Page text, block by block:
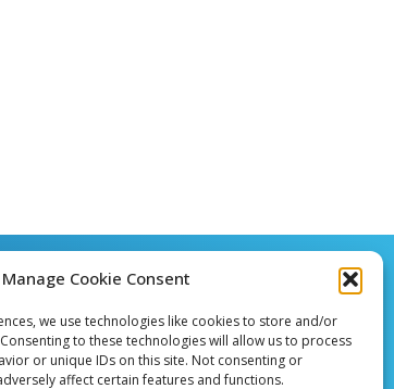
Manage Cookie Consent
we use technologies like cookies to store and/or
to these technologies will allow us to process
or unique IDs on this site. Not consenting or
affect certain features and functions.